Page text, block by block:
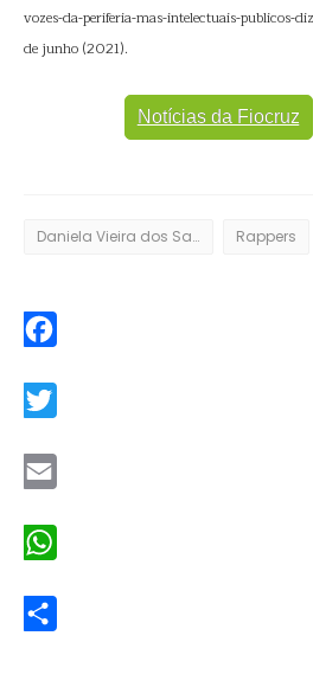
vozes-da-periferia-mas-intelectuais-publicos-
de junho (2021).
Notícias da Fiocruz
Daniela Vieira dos Santos Rappers